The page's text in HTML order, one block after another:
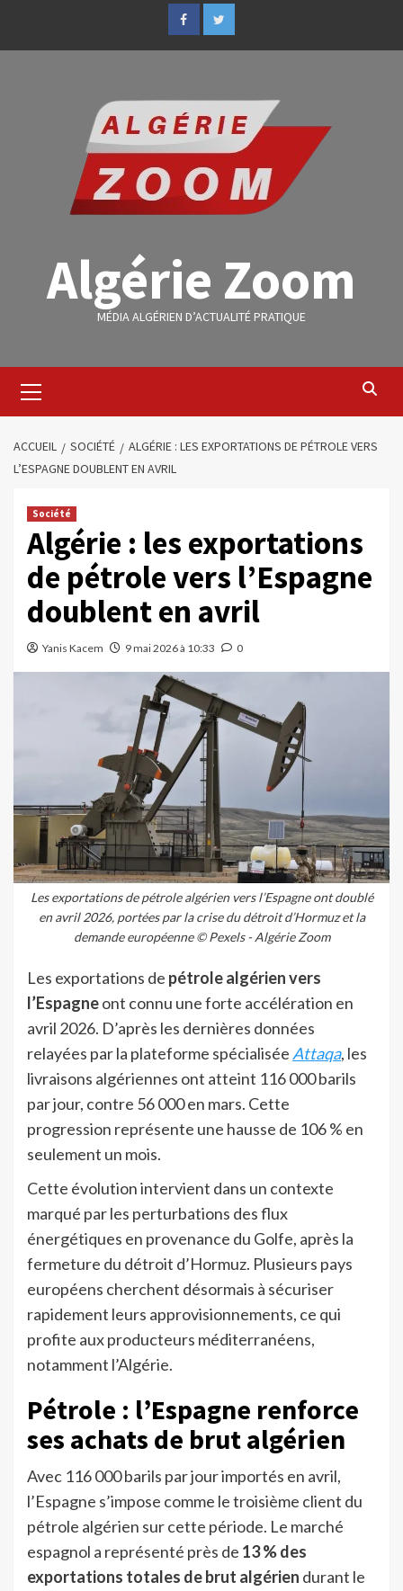
Algérie Zoom
MÉDIA ALGÉRIEN D’ACTUALITÉ PRATIQUE
ACCUEIL SOCIÉTÉ
ALGÉRIE : LES EXPORTATIONS DE PÉTROLE VERS
L’ESPAGNE DOUBLENT EN AVRIL
Société
Algérie : les exportations
de pétrole vers l’Espagne
doublent en avril
Yanis Kacem 9 mai 2026 à 10:33 0
Les exportations de pétrole algérien vers l’Espagne ont doublé
en avril 2026, portées par la crise du détroit d’Hormuz et la
demande européenne © Pexels - Algérie Zoom
Les exportations de pétrole algérien vers
l’Espagneont connu une forte accélération en
avril 2026. D’après les dernières données
relayées par la plateforme spécialisée Attaqa, les
livraisons algériennes ont atteint 116 000 barils
par jour, contre 56 000 en mars. Cette
progression représente une hausse de 106 % en
seulement un mois.
Cette évolution intervient dans un contexte
marqué par les perturbations des flux
énergétiques en provenance du Golfe, après la
fermeture du détroit d’Hormuz. Plusieurs pays
européens cherchent désormais à sécuriser
rapidement leurs approvisionnements, ce qui
profite aux producteurs méditerranéens,
notamment l’Algérie.
Pétrole : l’Espagne renforce
ses achats de brut algérien
Avec 116 000 barils par jour importés en avril,
l’Espagne s’impose comme le troisième client du
pétrole algérien sur cette période. Le marché
espagnol a représenté près de 13 % des
exportations totales de brut algérien durant le